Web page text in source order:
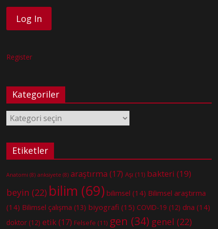
Register
Kategoriler
Kategoriler
Etiketler
Anatomi (8) anksiyete (8) araştırma (17) Aşı (11) bakteri (19)
beyin (22) bilim (69) bilimsel (14) Bilimsel araştırma
(14) Bilimsel çalışma (13) biyografi (15) COVID-19 (12) dna (14)
doktor (12) etik(17) Felsefe (11) gen (34) genel (22)